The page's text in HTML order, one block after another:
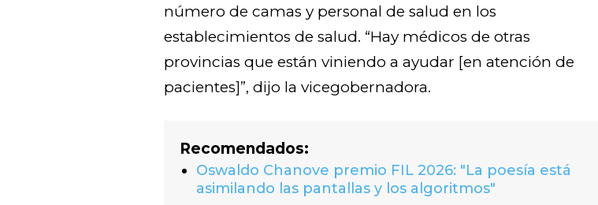
número de camas y personal de salud en los
establecimientos de salud. “Hay médicos de otras
provincias que están viniendo a ayudar [en atención de
pacientes]”, dijo la vicegobernadora.
Recomendados:
Oswaldo Chanove premio FIL 2026: "La poesía está
asimilando las pantallas y los algoritmos"